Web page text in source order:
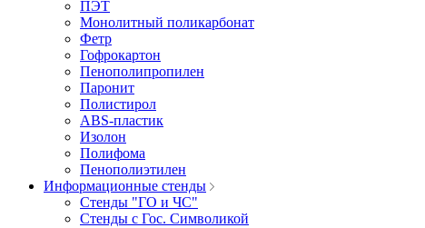
ПЭТ
Монолитный поликарбонат
Фетр
Гофрокартон
Пенополипропилен
Паронит
Полистирол
ABS-пластик
Изолон
Полифома
Пенополиэтилен
Информационные стенды
Стенды "ГО и ЧС"
Стенды с Гос. Символикой